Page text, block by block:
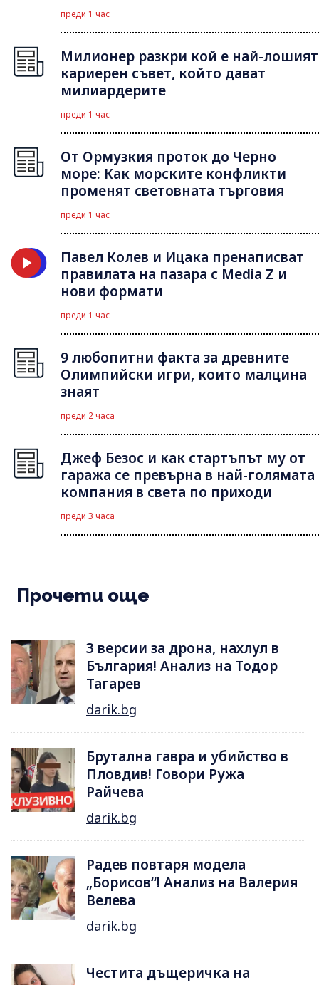
преди 1 час
Милионер разкри кой е най-лошият
кариерен съвет, който дават
милиардерите
преди 1 час
От Ормузкия проток до Черно
море: Как морските конфликти
променят световната търговия
преди 1 час
Павел Колев и Ицака пренаписват
правилата на пазара с Media Z и
нови формати
преди 1 час
9 любопитни факта за древните
Олимпийски игри, които малцина
знаят
преди 2 часа
Джеф Безос и как стартъпът му от
гаража се превърна в най-голямата
компания в света по приходи
преди 3 часа
Прочети още
3 версии за дрона, нахлул в
България! Анализ на Тодор
Тагарев
darik.bg
Брутална гавра и убийство в
Пловдив! Говори Ружа
Райчева
darik.bg
Радев повтаря модела
„Борисов“! Анализ на Валерия
Велева
darik.bg
Честита дъщеричка на